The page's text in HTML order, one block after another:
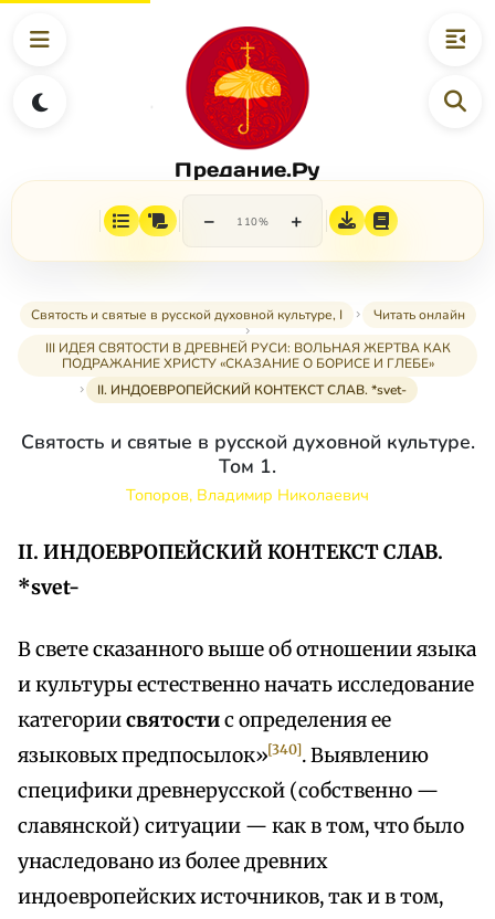
Предание.Ру
− 110% +
Святость и святые в русской духовной культуре, I
Читать онлайн
III ИДЕЯ СВЯТОСТИ В ДРЕВНЕЙ РУСИ: ВОЛЬНАЯ ЖЕРТВА КАК
ПОДРАЖАНИЕ ХРИСТУ «СКАЗАНИЕ О БОРИСЕ И ГЛЕБЕ»
II. ИНДОЕВРОПЕЙСКИЙ КОНТЕКСТ СЛАВ. *svet-
Святость и святые в русской духовной культуре.
Том 1.
Топоров, Владимир Николаевич
II. ИНДОЕВРОПЕЙСКИЙ КОНТЕКСТ СЛАВ.
*svet-
В свете сказанного выше об отношении языка
и культуры естественно начать исследование
категориисвятостис определения ее
языковых предпосылок»[340]. Выявлению
специфики древнерусской (собственно —
славянской) ситуации — как в том, что было
унаследовано из более древних
индоевропейских источников, так и в том,